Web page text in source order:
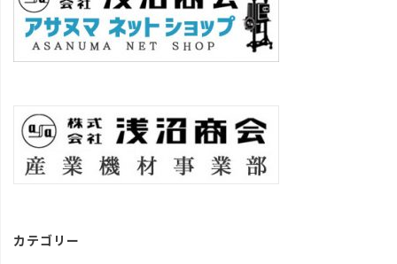
カテゴリー